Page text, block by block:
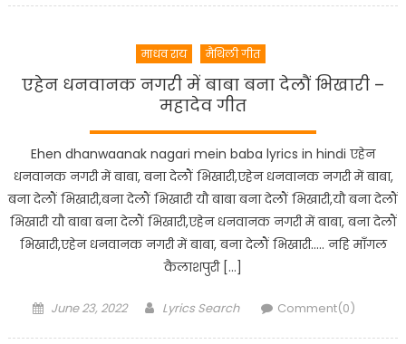
माधव राय मैथिली गीत
एहेन धनवानक नगरी में बाबा बना देलौं भिखारी –
महादेव गीत
Ehen dhanwaanak nagari mein baba lyrics in hindi एहेन
धनवानक नगरी में बाबा, बना देलौं भिखारी,एहेन धनवानक नगरी में बाबा,
बना देलौं भिखारी,बना देलौं भिखारी यौ बाबा बना देलौं भिखारी,यौ बना देलौं
भिखारी यौ बाबा बना देलौं भिखारी,एहेन धनवानक नगरी में बाबा, बना देलौं
भिखारी,एहेन धनवानक नगरी में बाबा, बना देलौं भिखारी….. नहि माँगल
कैलाशपुरी […]
Posted
June 23, 2022 Author
Lyrics Search Comment(0)